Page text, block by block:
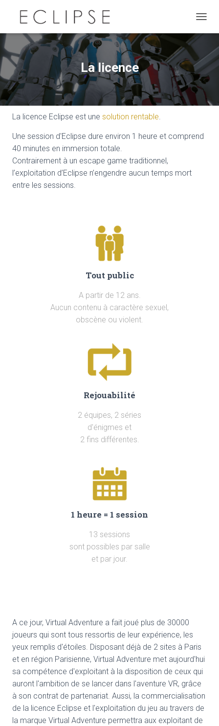
É
I
E
R
L
N
I
La licence
La licence Eclipse est une solution rentable.
Une session d'Eclipse dure environ 1 heure et comprend
40 minutes en immersion totale.
Contrairement à un escape game traditionnel,
l’exploitation d’Eclipse n’engendre aucun temps mort
entre les sessions.
Tout public
A partir de 12 ans.
Aucun contenu à caractère sexuel,
obscène ou violent.
Rejouabilité
2 équipes, 2 séries
d'énigmes et
2 fins différentes.
1 heure = 1 session
13 sessions
sont possibles par salle
et par jour.
A ce jour, Virtual Adventure a fait joué plus de 30000
joueurs qui sont tous ressortis de leur expérience, les
yeux remplis d'étoiles. Disposant déjà de 2 sites à Paris
et en région Parisienne, Virtual Adventure met aujourd'hui
sa compétence d'exploitant à la disposition de ceux qui
auront l'ambition de se lancer dans l'aventure VR, grâce
à son contrat de partenariat. Aussi, la commercialisation
de la licence Eclipse et l'exploitation du jeu au travers de
la marque Virtual Adventure permettra aux exploitant de